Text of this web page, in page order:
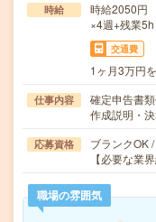
時給
時給2050円
×4週+残業
交通費
1ヶ月3万円
仕事内容
確定申告書
作成説明・
応募資格
ブランクOK
【必要な業
職場の雰囲気